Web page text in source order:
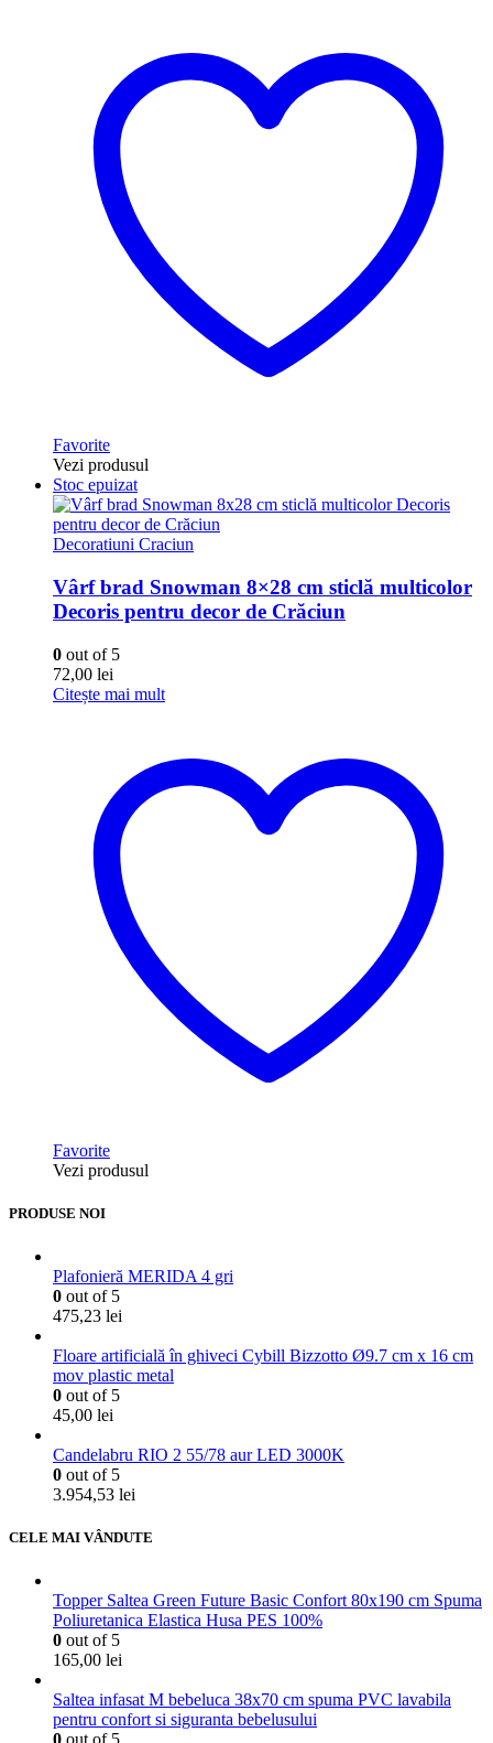
Favorite
Vezi produsul
Stoc epuizat
Decoratiuni Craciun
Vârf brad Snowman 8×28 cm sticlă multicolor
Decoris pentru decor de Crăciun
0 out of 5
72,00 lei
Citește mai mult
Favorite
Vezi produsul
PRODUSE NOI
Plafonieră MERIDA 4 gri
0 out of 5
475,23 lei
Floare artificială în ghiveci Cybill Bizzotto Ø9.7 cm x 16 cm
mov plastic metal
0 out of 5
45,00 lei
Candelabru RIO 2 55/78 aur LED 3000K
0 out of 5
3.954,53 lei
CELE MAI VÂNDUTE
Topper Saltea Green Future Basic Confort 80x190 cm Spuma
Poliuretanica Elastica Husa PES 100%
0 out of 5
165,00 lei
Saltea infasat M bebeluca 38x70 cm spuma PVC lavabila
pentru confort si siguranta bebelusului